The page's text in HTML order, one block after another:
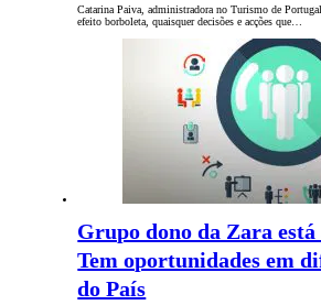
Catarina Paiva, administradora no Turismo de
efeito borboleta, quaisquer decisões e acções que…
Grupo dono da Zara
Tem oportunidades em
do País